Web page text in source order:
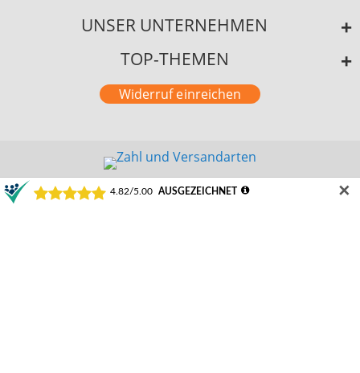
UNSER UNTERNEHMEN
TOP-THEMEN
Widerruf einreichen
✕